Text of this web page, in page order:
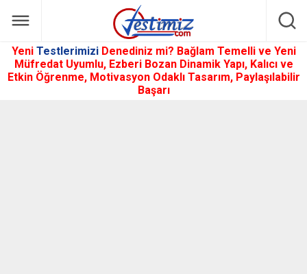
Yeni Testlerimizi Denediniz mi? Bağlam Temelli ve Yeni
Müfredat Uyumlu, Ezberi Bozan Dinamik Yapı, Kalıcı ve
Etkin Öğrenme, Motivasyon Odaklı Tasarım, Paylaşılabilir
Başarı